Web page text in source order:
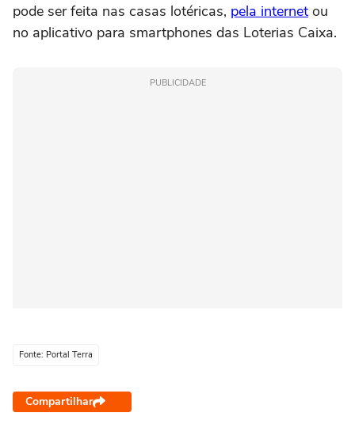
pode ser feita nas casas lotéricas, pela internet ou
no aplicativo para smartphones das Loterias Caixa.
PUBLICIDADE
Fonte: Portal Terra
Compartilhar